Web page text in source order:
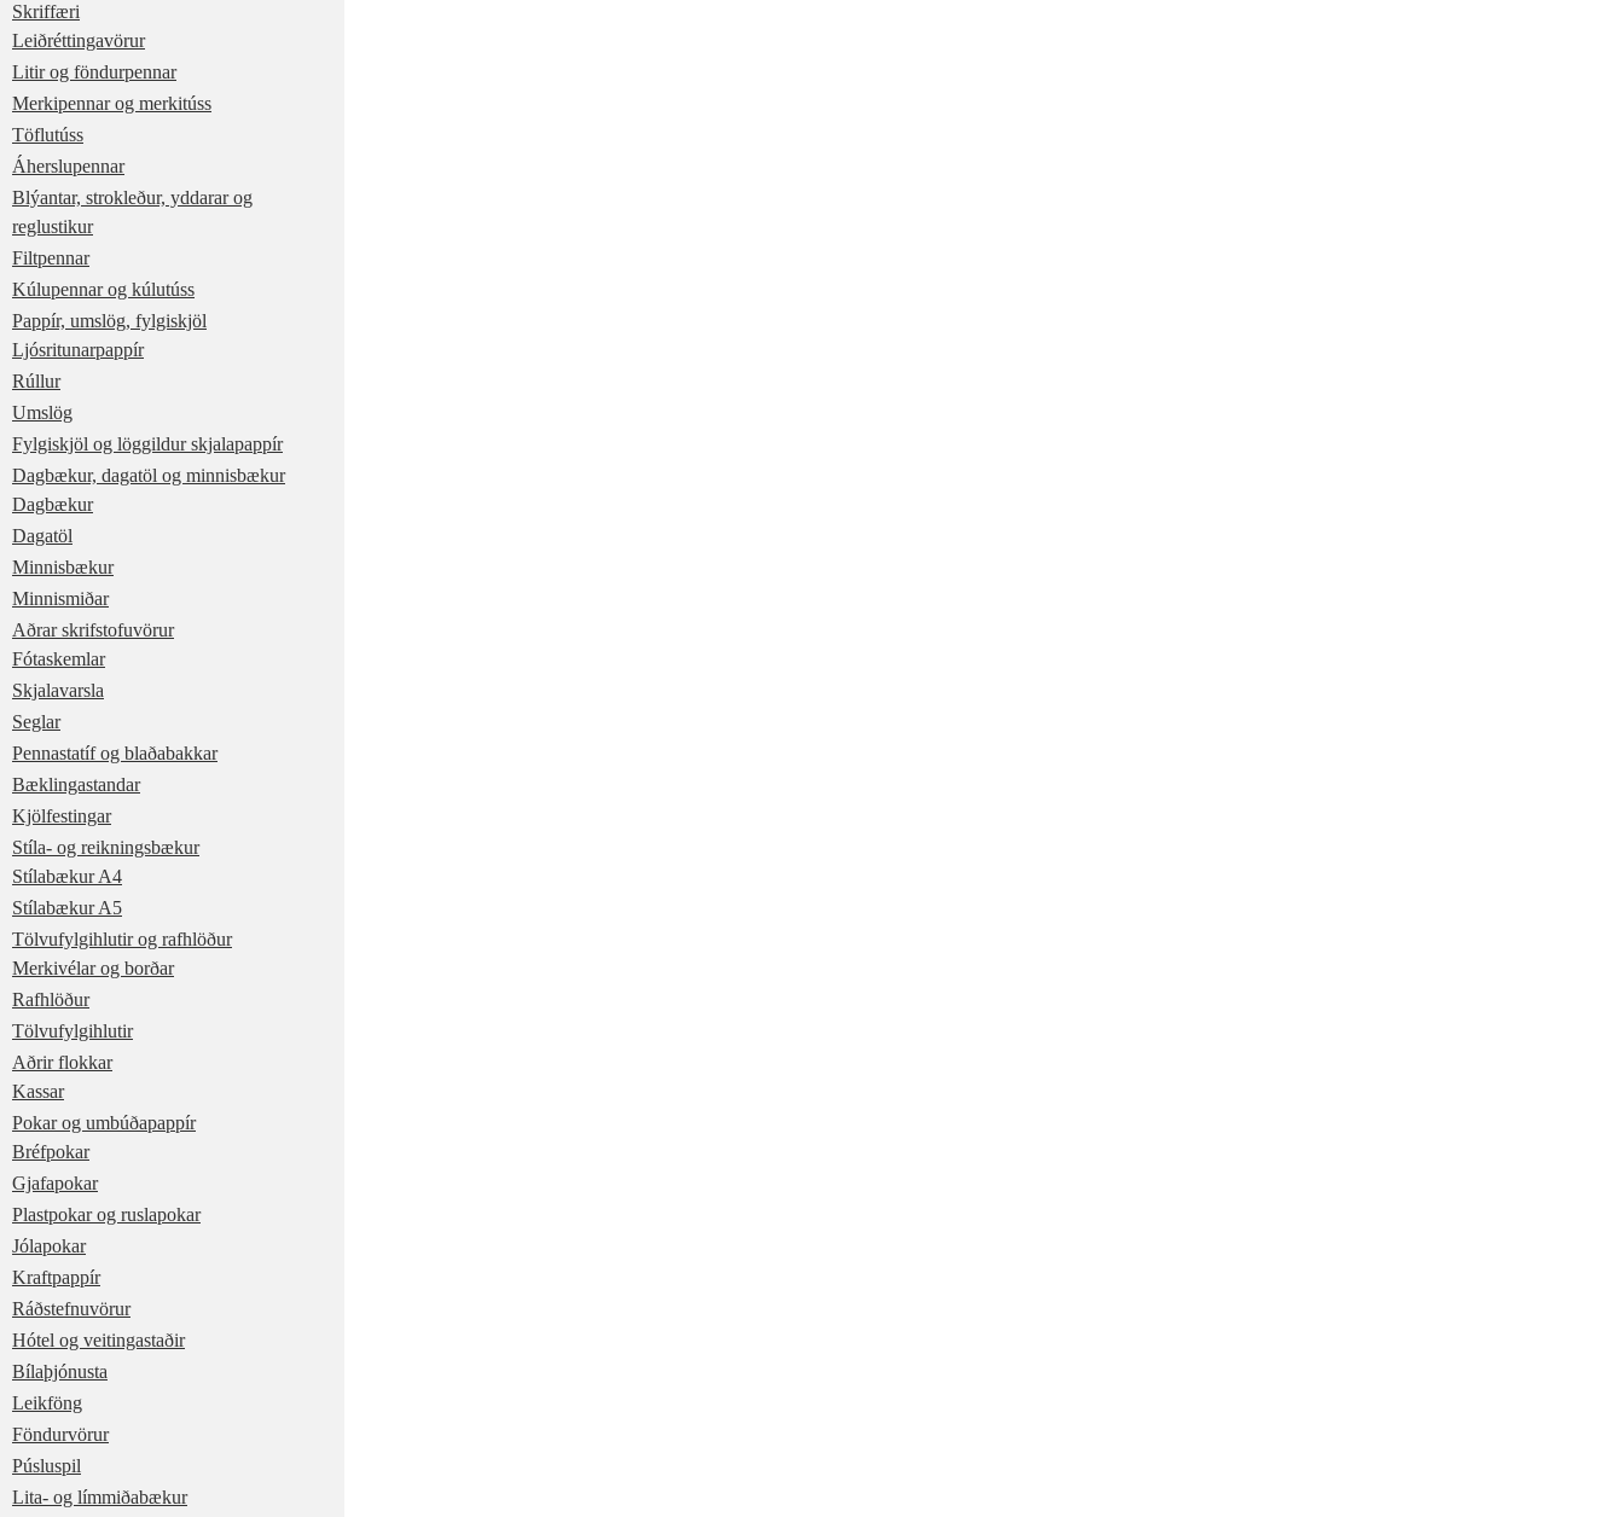
Skriffæri
Leiðréttingavörur
Litir og föndurpennar
Merkipennar og merkitúss
Töflutúss
Áherslupennar
Blýantar, strokleður, yddarar og
reglustikur
Filtpennar
Kúlupennar og kúlutúss
Pappír, umslög, fylgiskjöl
Ljósritunarpappír
Rúllur
Umslög
Fylgiskjöl og löggildur skjalapappír
Dagbækur, dagatöl og minnisbækur
Dagbækur
Dagatöl
Minnisbækur
Minnismiðar
Aðrar skrifstofuvörur
Fótaskemlar
Skjalavarsla
Seglar
Pennastatíf og blaðabakkar
Bæklingastandar
Kjölfestingar
Stíla- og reikningsbækur
Stílabækur A4
Stílabækur A5
Tölvufylgihlutir og rafhlöður
Merkivélar og borðar
Rafhlöður
Tölvufylgihlutir
Aðrir flokkar
Kassar
Pokar og umbúðapappír
Bréfpokar
Gjafapokar
Plastpokar og ruslapokar
Jólapokar
Kraftpappír
Ráðstefnuvörur
Hótel og veitingastaðir
Bílaþjónusta
Leikföng
Föndurvörur
Púsluspil
Lita- og límmiðabækur